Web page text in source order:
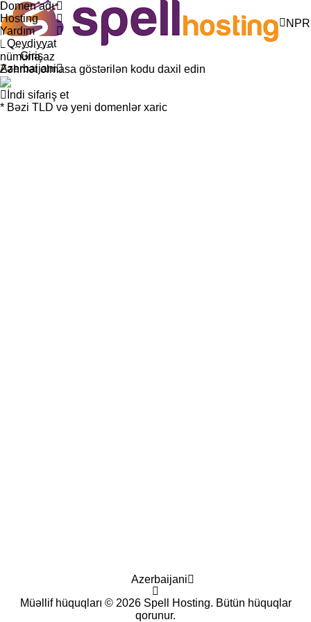
NPR
Domen adı
Hosting
Yardım
Qeydiyyat
Giriş
Azerbaijani
Domen köçürülməsi
Domen adı transferi
Domeni 1 illik uzatmaq üçün indi transfer et!*
Domen adı
Zəhmət olmasa göstərilən kodu daxil edin
İndi sifariş et
* Bəzi TLD və yeni domenlər xaric
Müəllif hüquqları © 2026 Spell Hosting. Bütün hüquqlar
qorunur.
Azerbaijani